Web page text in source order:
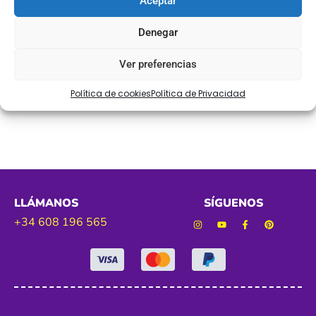
Denegar
Ver preferencias
Política de cookiesPolítica de Privacidad
Tamaño. 65 mm aprox
Color. verde y blanco
LLÁMANOS
+34 608 196 565
SÍGUENOS